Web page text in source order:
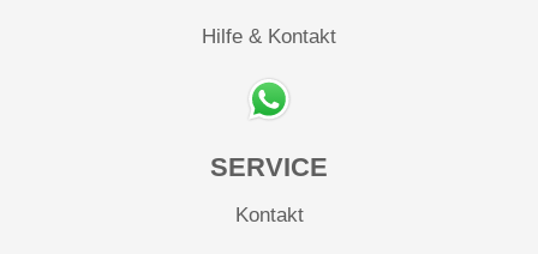
Hilfe & Kontakt
SERVICE
Kontakt